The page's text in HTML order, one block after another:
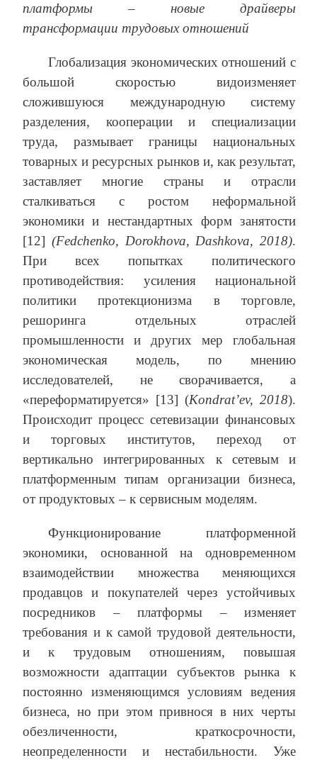
платформы – новые драйверы
трансформации трудовых отношений
Глобализация экономических отношений с
большой скоростью видоизменяет
сложившуюся международную систему
разделения, кооперации и специализации
труда, размывает границы национальных
товарных и ресурсных рынков и, как результат,
заставляет многие страны и отрасли
сталкиваться с ростом неформальной
экономики и нестандартных форм занятости
[12] (Fedchenko, Dorokhova, Dashkova, 2018).
При всех попытках политического
противодействия: усиления национальной
политики протекционизма в торговле,
решоринга отдельных отраслей
промышленности и других мер глобальная
экономическая модель, по мнению
исследователей, не сворачивается, а
«переформатируется» [13] (Kondrat’ev, 2018).
Происходит процесс сетевизации финансовых
и торговых институтов, переход от
вертикально интегрированных к сетевым и
платформенным типам организации бизнеса,
от продуктовых – к сервисным моделям.
Функционирование платформенной
экономики, основанной на одновременном
взаимодействии множества меняющихся
продавцов и покупателей через устойчивых
посредников – платформы – изменяет
требования и к самой трудовой деятельности,
и к трудовым отношениям, повышая
возможности адаптации субъектов рынка к
постоянно изменяющимся условиям ведения
бизнеса, но при этом привнося в них черты
обезличенности, краткосрочности,
неопределенности и нестабильности. Уже